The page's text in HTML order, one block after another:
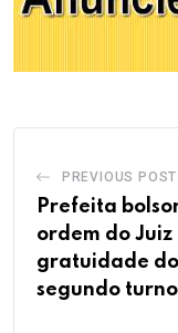
PREVIOUS POST
Prefeita
ordem do
gratuidade
segundo